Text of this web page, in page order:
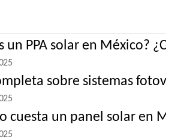
un PPA solar en México?
sobre sistemas
cuesta un panel solar en